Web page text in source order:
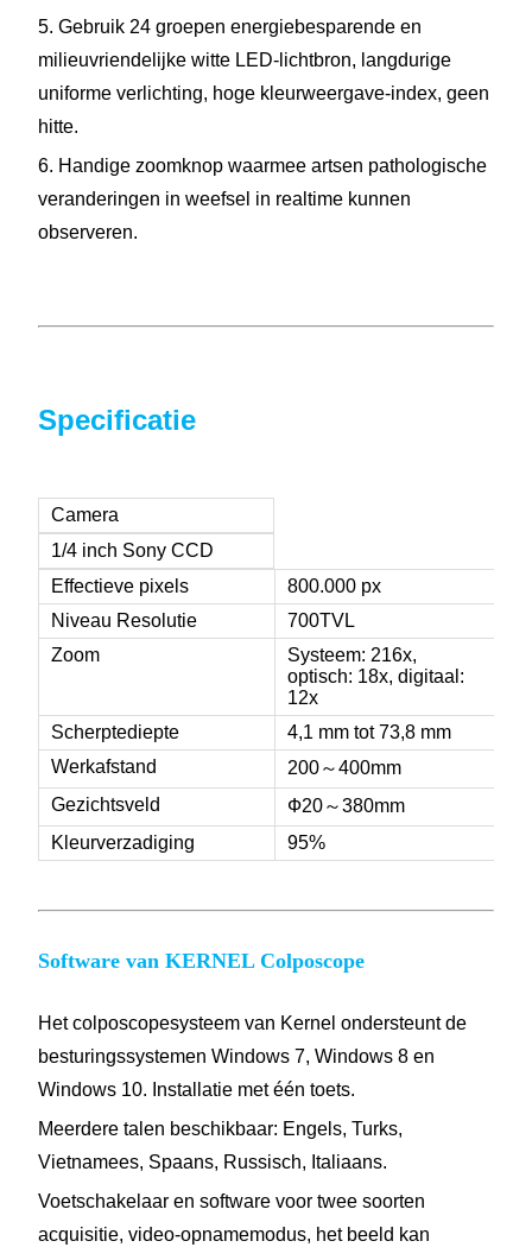
5. Gebruik 24 groepen energiebesparende en
milieuvriendelijke witte LED-lichtbron, langdurige
uniforme verlichting, hoge kleurweergave-index, geen
hitte.
6. Handige zoomknop waarmee artsen pathologische
veranderingen in weefsel in realtime kunnen
observeren.
Specificatie
Camera
1/4 inch Sony CCD
Effectieve pixels
800.000 px
Niveau Resolutie
700TVL
Zoom
Systeem: 216x,
optisch: 18x, digitaal:
12x
Scherptediepte
4,1 mm tot 73,8 mm
Werkafstand
200～400mm
Gezichtsveld
Ф20～380mm
Kleurverzadiging
95%
Software van KERNEL Colposcope
Het colposcopesysteem van Kernel ondersteunt de
besturingssystemen Windows 7, Windows 8 en
Windows 10. Installatie met één toets.
Meerdere talen beschikbaar: Engels, Turks,
Vietnamees, Spaans, Russisch, Italiaans.
Voetschakelaar en software voor twee soorten
acquisitie, video-opnamemodus, het beeld kan